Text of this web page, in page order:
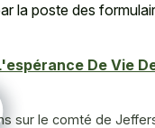
la poste des
De Vie
sur le comté de